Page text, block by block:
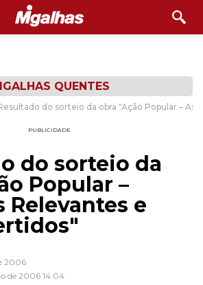
QUENTES
do sorteio da obra "Ação Popular –
PUBLICIDADE
do sorteio da
Popular –
Relevantes e
2006
de 2006 14:04